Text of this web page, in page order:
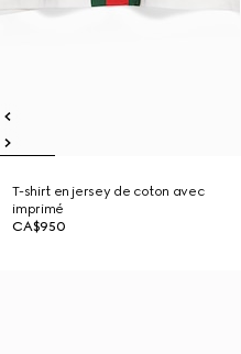
T-shirt en jersey de coton avec
imprimé
CA$950